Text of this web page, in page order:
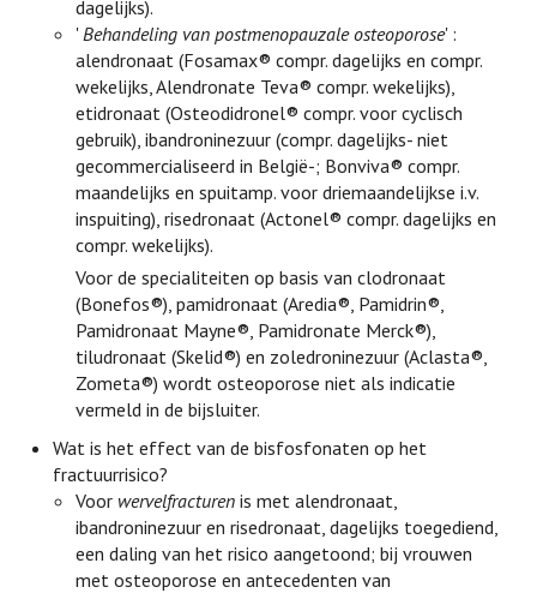
dagelijks).
'Behandeling van postmenopauzale osteoporose' :
alendronaat (Fosamax® compr. dagelijks en compr.
wekelijks, Alendronate Teva® compr. wekelijks),
etidronaat (Osteodidronel® compr. voor cyclisch
gebruik), ibandroninezuur (compr. dagelijks- niet
gecommercialiseerd in België-; Bonviva® compr.
maandelijks en spuitamp. voor driemaandelijkse i.v.
inspuiting), risedronaat (Actonel® compr. dagelijks en
compr. wekelijks).
Voor de specialiteiten op basis van clodronaat
(Bonefos®), pamidronaat (Aredia®, Pamidrin®,
Pamidronaat Mayne®, Pamidronate Merck®),
tiludronaat (Skelid®) en zoledroninezuur (Aclasta®,
Zometa®) wordt osteoporose niet als indicatie
vermeld in de bijsluiter.
Wat is het effect van de bisfosfonaten op het
fractuurrisico?
Voor wervelfracturen is met alendronaat,
ibandroninezuur en risedronaat, dagelijks toegediend,
een daling van het risico aangetoond; bij vrouwen
met osteoporose en antecedenten van